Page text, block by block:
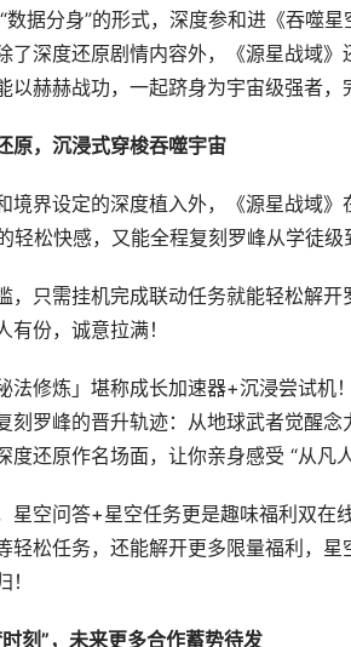
数据分身”的形式，深度参和进《吞噬
了深度还原剧情内容外，《源星战域
以赫赫战功，一起跻身为宇宙级强者，
原，沉浸式穿梭吞噬宇宙
境界设定的深度植入外，《源星战域
轻松快感，又能全程复刻罗峰从学徒
，只需挂机完成联动任务就能轻松解
有份，诚意拉满！
法修炼」堪称成长加速器+沉浸尝试机
刻罗峰的晋升轨迹：从地球武者觉醒
度还原作名场面，让你亲身感受 “从凡
星空问答+星空任务更是趣味福利双
轻松任务，还能解开更多限量福利，
刻”，未来更多合作蓄势待发